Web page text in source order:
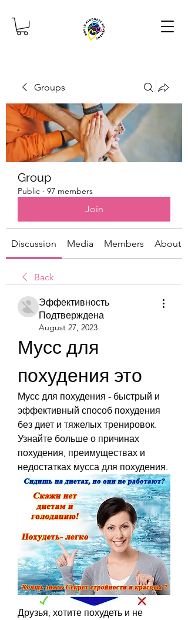
Groups
Group
Public · 97 members
Join
Discussion Media Members About
Back
Эффективность
Подтверждена
August 27, 2023
Мусс для
похудения это
Мусс для похудения - быстрый и
эффективный способ похудения
без диет и тяжелых тренировок.
Узнайте больше о причинах
похудения, преимуществах и
недостатках мусса для похудения.
Друзья, хотите похудеть и не